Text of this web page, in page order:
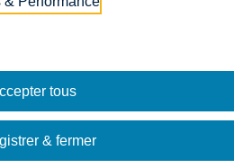
tous
& fermer